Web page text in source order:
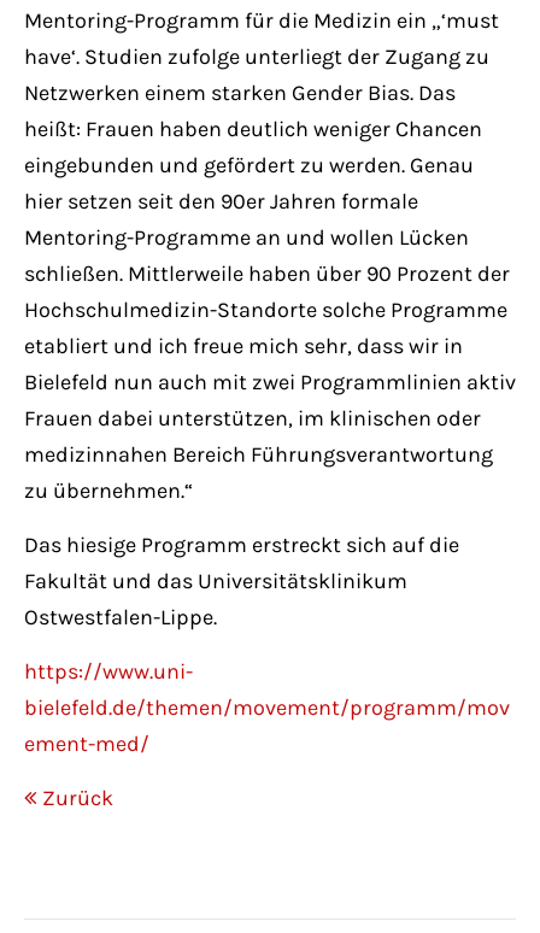
Mentoring-Programm für die Medizin ein „‘must
have‘. Studien zufolge unterliegt der Zugang zu
Netzwerken einem starken Gender Bias. Das
heißt: Frauen haben deutlich weniger Chancen
eingebunden und gefördert zu werden. Genau
hier setzen seit den 90er Jahren formale
Mentoring-Programme an und wollen Lücken
schließen. Mittlerweile haben über 90 Prozent der
Hochschulmedizin-Standorte solche Programme
etabliert und ich freue mich sehr, dass wir in
Bielefeld nun auch mit zwei Programmlinien aktiv
Frauen dabei unterstützen, im klinischen oder
medizinnahen Bereich Führungsverantwortung
zu übernehmen.“
Das hiesige Programm erstreckt sich auf die
Fakultät und das Universitätsklinikum
Ostwestfalen-Lippe.
https://www.uni-
bielefeld.de/themen/movement/programm/mov
ement-med/
Zurück